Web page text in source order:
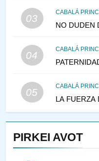
03
CABALÁ
NO DUDEN
04
CABALÁ
05
CABALÁ
LA FUERZA
PIRKEI AVOT
1